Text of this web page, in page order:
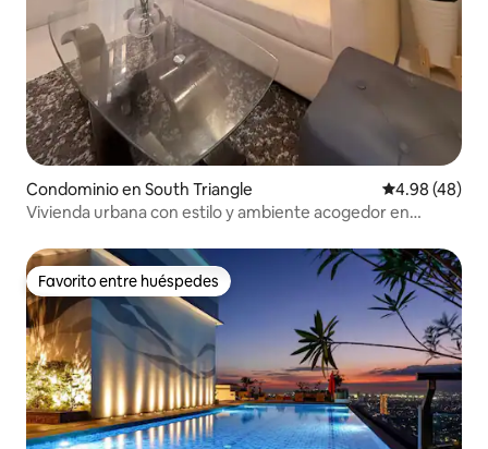
Condominio en South Triangle Calificación
4.98 (48)
Vivienda urbana con estilo y ambiente acogedor en
Favorito entre huéspedes
Favorito entre huéspedes